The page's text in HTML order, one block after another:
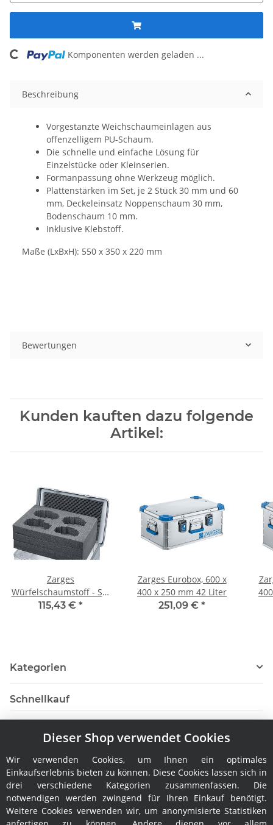
Komponenten werden geladen ...
Beschreibung
Vorgestanzte Weichschaumeinlagen aus
offenzelligem PU-Schaum.
Die schnelle und einfache Lösung für
Einzelstücke oder Kleinserien.
Formanpassung ohne Werkzeug möglich.
Plattenstärken im Set, je 2 Stück 30 mm und 60
mm, Deckeleinsatz Noppenschaum 30 mm,
Bodenschaum 10 mm.
Inklusive Klebstoff.
Maße (LxBxH): 550 x 350 x 220 mm
Bewertungen
Kunden kauften dazu folgende
Artikel:
Zarges
Würfelschaumstoff - Set
2
115,43 € *
Zarges Eurobox, 600 x
400 x 250 mm 42 Liter
251,09 € *
Kategorien
Schnellkauf
Hersteller
Dieser Shop verwendet Cookies
Wir verwenden Cookies, um Ihnen ein optimales
Einkaufserlebnis bieten zu können. Diese Cookies lassen sich in
drei verschiedene Kategorien zusammenfassen. Die
notwendigen werden zwingend für Ihren Einkauf benötigt.
Weitere Cookies verwenden wir, um anonymisierte Statistiken